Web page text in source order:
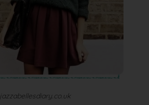
jazzabellesdiary.co.uk